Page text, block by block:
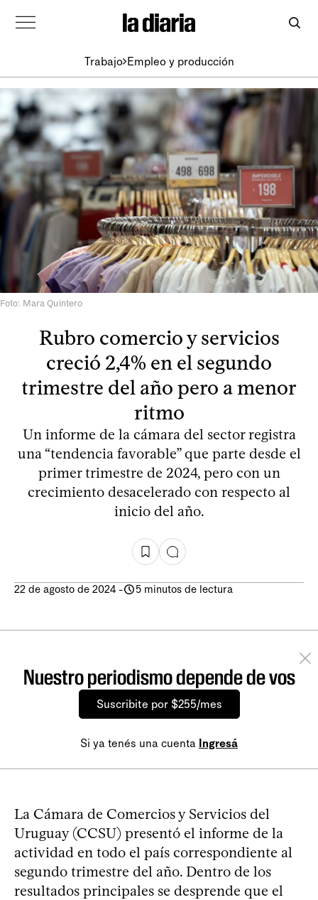
Trabajo Empleo y producción
Foto: Mara Quintero
Rubro comercio y servicios
creció 2,4% en el segundo
trimestre del año pero a menor
ritmo
Un informe de la cámara del sector registra
una “tendencia favorable” que parte desde el
primer trimestre de 2024, pero con un
crecimiento desacelerado con respecto al
inicio del año.
22 de agosto de 2024 - 5 minutos de lectura
Nuestro periodismo depende de vos
Suscribite por $255/mes
Si ya tenés una cuenta Ingresá
La Cámara de Comercios y Servicios del
Uruguay (CCSU) presentó el informe de la
actividad en todo el país correspondiente al
segundo trimestre del año. Dentro de los
resultados principales se desprende que el